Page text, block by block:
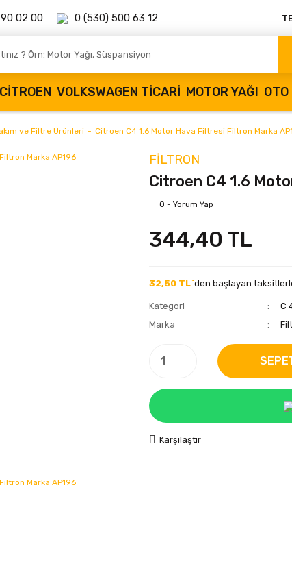
02 00 0 (530) 500 63 12
CITROEN VOLKSWAGEN TICARI MOTOR YAĞI
ve Filtre Ürünleri Citroen C4 1.6 Motor Hava Filtresi Filtron Marka
FILTRON
Citroen C4 1.6
0 - Yorum Yap
344,40 TL
32,50 TL`den başlayan
Kategori
C
Marka
Karşılaştır